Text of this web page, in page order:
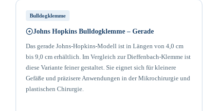
Bulldogklemme
Johns Hopkins Bulldogklemme – Gerade
Das gerade Johns-Hopkins-Modell ist in Längen von 4,0 cm
bis 9,0 cm erhältlich. Im Vergleich zur Dieffenbach-Klemme ist
diese Variante feiner gestaltet. Sie eignet sich für kleinere
Gefäße und präzisere Anwendungen in der Mikrochirurgie und
plastischen Chirurgie.